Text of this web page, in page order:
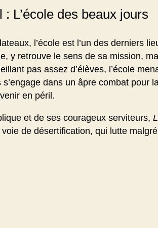
L’école des beaux jours
l’école est l’un des derniers
y retrouve le sens de sa mission,
pas assez d’élèves, l’école
dans un âpre combat pour
en péril.
et de ses courageux serviteurs,
de désertification, qui lutte